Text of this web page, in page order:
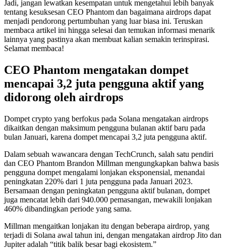
Jadi, jangan lewatkan kesempatan untuk mengetahui lebih banyak
tentang kesuksesan CEO Phantom dan bagaimana airdrops dapat
menjadi pendorong pertumbuhan yang luar biasa ini. Teruskan
membaca artikel ini hingga selesai dan temukan informasi menarik
lainnya yang pastinya akan membuat kalian semakin terinspirasi.
Selamat membaca!
CEO Phantom mengatakan dompet
mencapai 3,2 juta pengguna aktif yang
didorong oleh airdrops
Dompet crypto yang berfokus pada Solana mengatakan airdrops
dikaitkan dengan maksimum pengguna bulanan aktif baru pada
bulan Januari, karena dompet mencapai 3,2 juta pengguna aktif.
Dalam sebuah wawancara dengan TechCrunch, salah satu pendiri
dan CEO Phantom Brandon Millman mengungkapkan bahwa basis
pengguna dompet mengalami lonjakan eksponensial, menandai
peningkatan 220% dari 1 juta pengguna pada Januari 2023.
Bersamaan dengan peningkatan pengguna aktif bulanan, dompet
juga mencatat lebih dari 940.000 pemasangan, mewakili lonjakan
460% dibandingkan periode yang sama.
Millman mengaitkan lonjakan itu dengan beberapa airdrop, yang
terjadi di Solana awal tahun ini, dengan mengatakan airdrop Jito dan
Jupiter adalah “titik balik besar bagi ekosistem.”